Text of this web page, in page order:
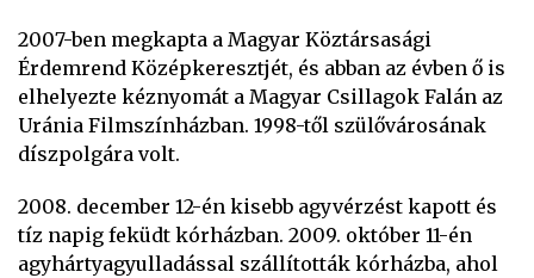
2007-ben megkapta a Magyar Köztársasági
Érdemrend Középkeresztjét, és abban az évben ő is
elhelyezte kéznyomát a Magyar Csillagok Falán az
Uránia Filmszínházban. 1998-től szülővárosának
díszpolgára volt.
2008. december 12-én kisebb agyvérzést kapott és
tíz napig feküdt kórházban. 2009. október 11-én
agyhártyagyulladással szállították kórházba, ahol